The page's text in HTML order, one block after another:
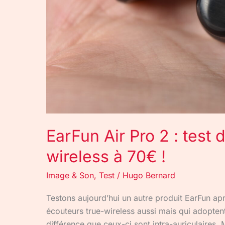
EarFun Air Pro 2 : test
wireless à 70€ !
Image & Son, Test / Hugo Bernard
Testons aujourd’hui un autre produit EarFun
écouteurs true-wireless aussi mais qui